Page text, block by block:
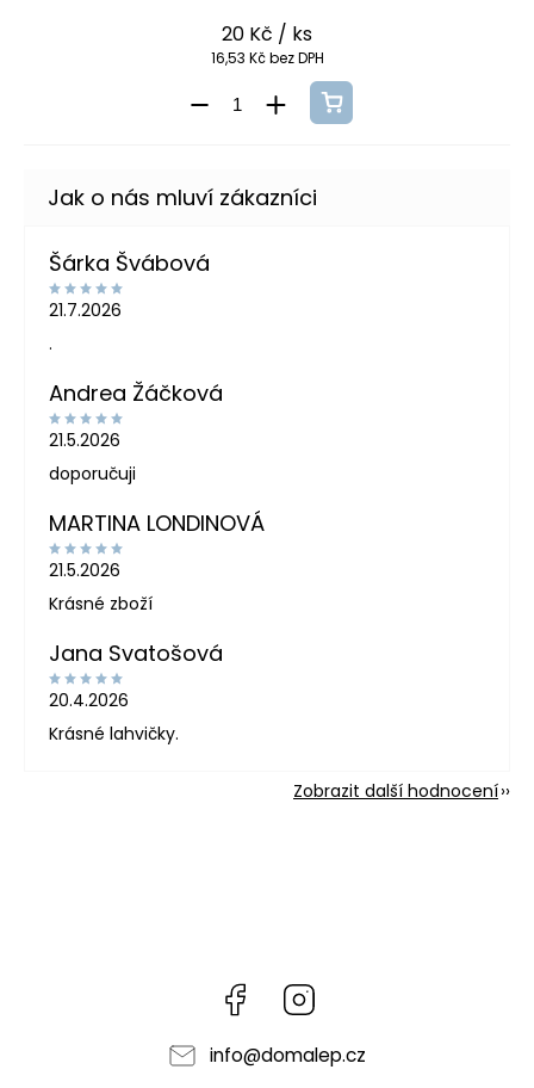
20 Kč / ks
16,53 Kč bez DPH
Šárka Švábová
21.7.2026
.
Andrea Žáčková
21.5.2026
doporučuji
MARTINA LONDINOVÁ
21.5.2026
Krásné zboží
Jana Svatošová
20.4.2026
Krásné lahvičky.
Zobrazit další hodnocení
Facebook
info@domalep.cz